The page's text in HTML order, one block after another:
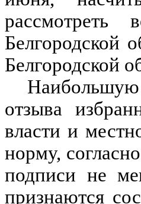
рассмотреть
Белгородской
Белгородской
Наибольшую
отзыва
власти и
норму,
подписи не
признаются